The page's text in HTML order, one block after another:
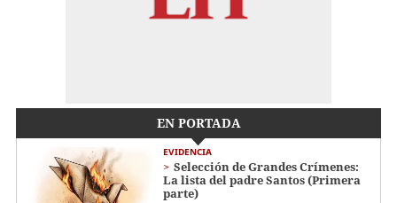
EN PORTADA
EVIDENCIA
Selección de Grandes Crímenes:
La lista del padre Santos (Primera
parte)